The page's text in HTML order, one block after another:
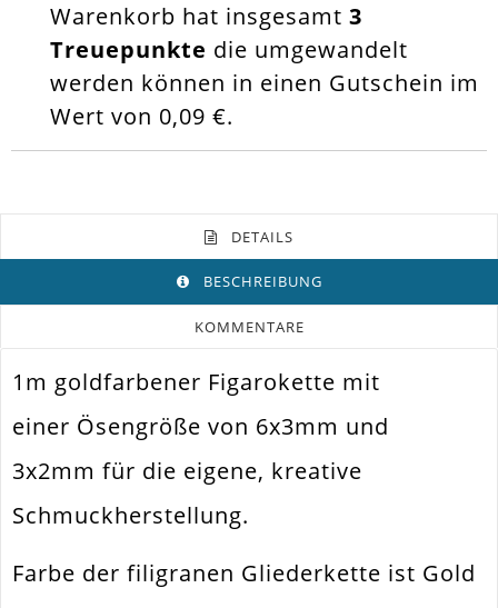
Warenkorb hat insgesamt 3
Treuepunkte die umgewandelt
werden können in einen Gutschein im
Wert von 0,09 €.
DETAILS
BESCHREIBUNG
KOMMENTARE
Farbe Gold
Funktion Schmuck Kette
Spezifikation Figarokette
Verwendung
Halsketten. Armbänder. Ohrringe.
Universell Einsetzbar
Größe Außen 6x3mm Und 3x2mm
1m goldfarbener Figarokette mit
einer Ösengröße von 6x3mm und
3x2mm für die eigene, kreative
Schmuckherstellung.
Farbe der filigranen Gliederkette ist Gold